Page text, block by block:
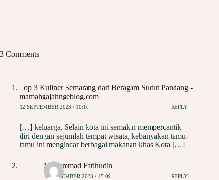
3 Comments
Top 3 Kuliner Semarang dari Beragam Sudut Pandang -
mamahgajahngeblog.com
12 SEPTEMBER 2023 / 10:10 REPLY
[…] keluarga. Selain kota ini semakin mempercantik
diri dengan sejumlah tempat wisata, kebanyakan tamu-
tamu ini mengincar berbagai makanan khas Kota […]
Muhammad Fatihudin
11 DESEMBER 2023 / 15:09 REPLY